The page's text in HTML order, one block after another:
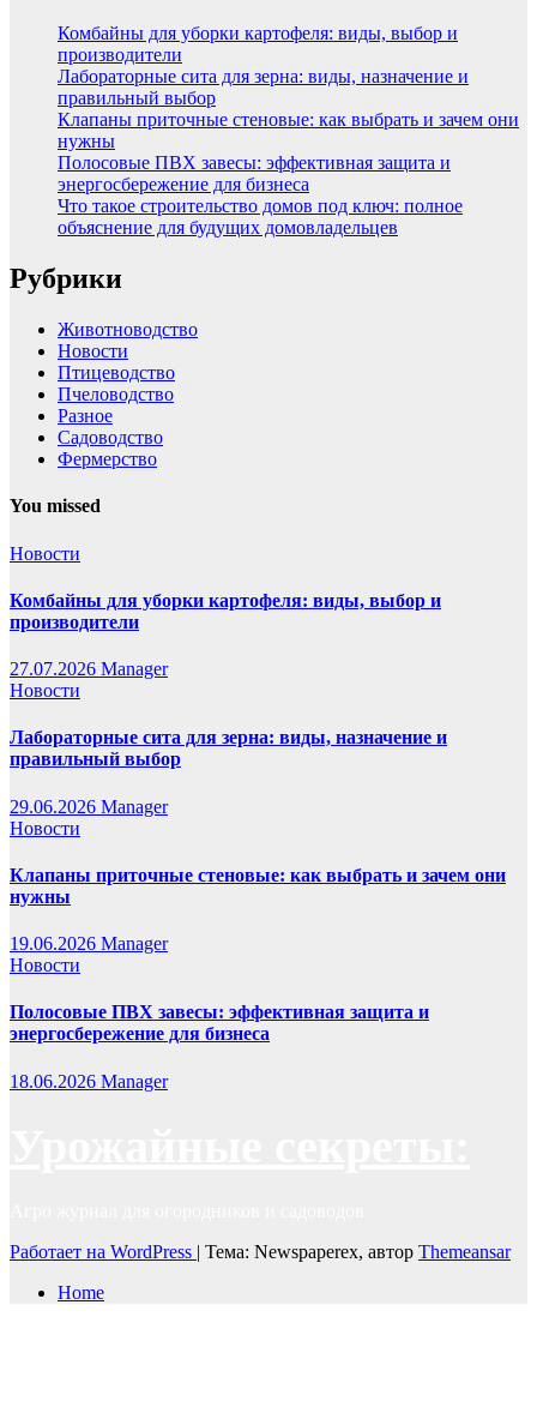
Комбайны для уборки картофеля: виды, выбор и
производители
Лабораторные сита для зерна: виды, назначение и
правильный выбор
Клапаны приточные стеновые: как выбрать и зачем они
нужны
Полосовые ПВХ завесы: эффективная защита и
энергосбережение для бизнеса
Что такое строительство домов под ключ: полное
объяснение для будущих домовладельцев
Рубрики
Животноводство
Новости
Птицеводство
Пчеловодство
Разное
Садоводство
Фермерство
You missed
Новости
Комбайны для уборки картофеля: виды, выбор и
производители
27.07.2026 Manager
Новости
Лабораторные сита для зерна: виды, назначение и
правильный выбор
29.06.2026 Manager
Новости
Клапаны приточные стеновые: как выбрать и зачем они
нужны
19.06.2026 Manager
Новости
Полосовые ПВХ завесы: эффективная защита и
энергосбережение для бизнеса
18.06.2026 Manager
Работает на WordPress | Тема: Newspaperex, автор Themeansar
Home